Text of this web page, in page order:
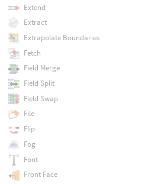
Extend
Extract
Extrapolate Boundaries
Fetch
Field Merge
Field Split
Field Swap
File
Flip
Fog
Font
Front Face